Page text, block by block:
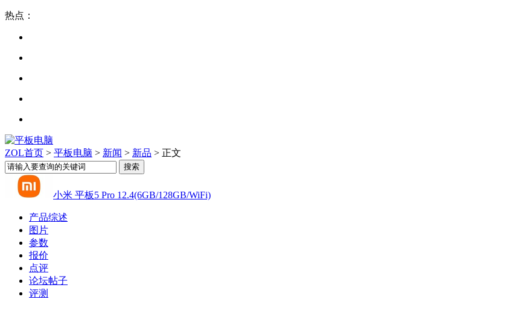
热点：
ZOL首页 > 平板电脑 > 新闻 > 新品 > 正文
小米 平板5 Pro 12.4(6GB/128GB/WiFi)
产品综述
图片
参数
报价
点评
论坛帖子
评测